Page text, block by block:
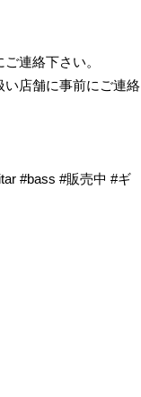
連絡下さい。
い店舗に事前にご連絡
#bass #販売中 #ギ